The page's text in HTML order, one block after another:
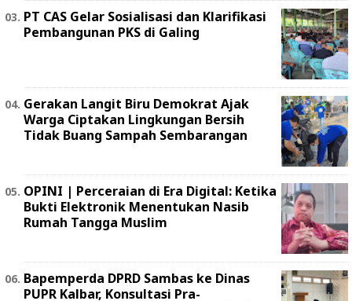
PT CAS Gelar Sosialisasi dan Klarifikasi
Pembangunan PKS di Galing
Gerakan Langit Biru Demokrat Ajak
Warga Ciptakan Lingkungan Bersih
Tidak Buang Sampah Sembarangan
OPINI | Perceraian di Era Digital: Ketika
Bukti Elektronik Menentukan Nasib
Rumah Tangga Muslim
Bapemperda DPRD Sambas ke Dinas
PUPR Kalbar, Konsultasi Pra-